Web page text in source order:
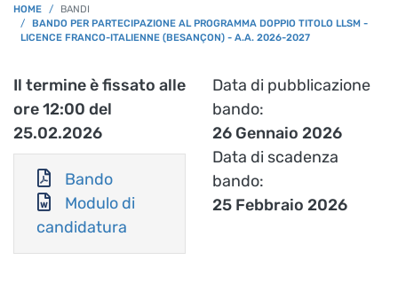
BREADCRUMB
HOME
BANDI
BANDO PER PARTECIPAZIONE AL PROGRAMMA DOPPIO TITOLO LLSM -
LICENCE FRANCO-ITALIENNE (BESANÇON) - A.A. 2026-2027
Il termine è fissato alle
ore 12:00 del
25.02.2026
Bando
Modulo di
candidatura
Data di pubblicazione
bando
26 Gennaio 2026
Data di scadenza
bando
25 Febbraio 2026